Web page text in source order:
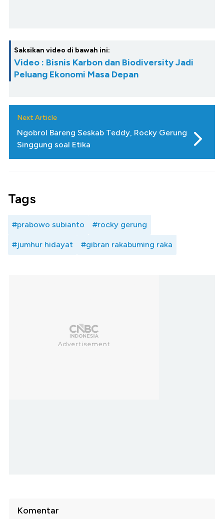
Saksikan video di bawah ini:
Video : Bisnis Karbon dan Biodiversity Jadi
Peluang Ekonomi Masa Depan
Next Article
Ngobrol Bareng Seskab Teddy, Rocky Gerung
Singgung soal Etika
Tags
#prabowo subianto #rocky gerung
#jumhur hidayat #gibran rakabuming raka
Komentar